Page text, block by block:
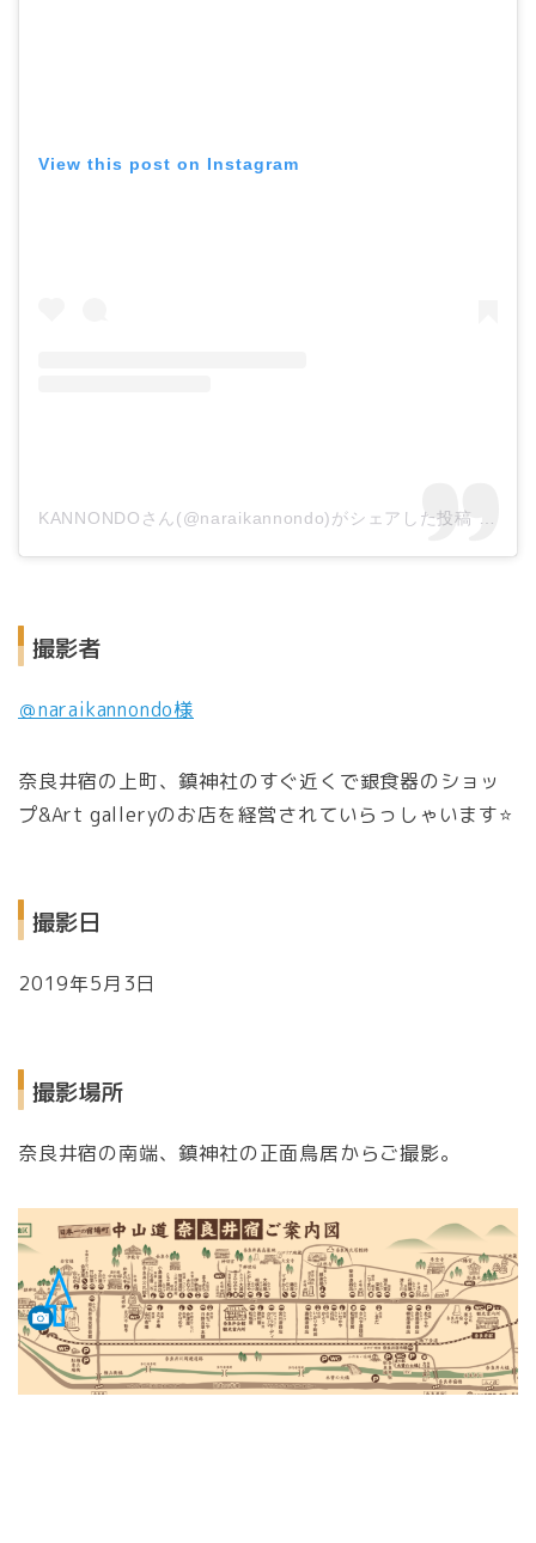
View this post on Instagram
KANNONDOさん(@naraikannondo)がシェアした投稿
撮影者
＠naraikannondo様
奈良井宿の上町、鎮神社のすぐ近くで銀食器のショッ
プ&Art galleryのお店を経営されていらっしゃいます⭐️
撮影日
2019年5月3日
撮影場所
奈良井宿の南端、鎮神社の正面鳥居からご撮影。